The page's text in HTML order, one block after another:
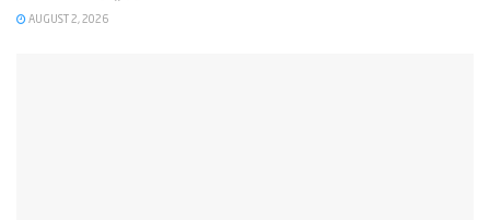
AUGUST 2, 2026